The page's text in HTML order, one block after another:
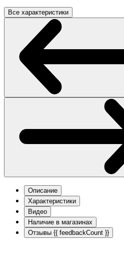
Все характеристики
Описание
Характеристики
Видео
Наличие в магазинах
Отзывы {{ feedbackCount }}